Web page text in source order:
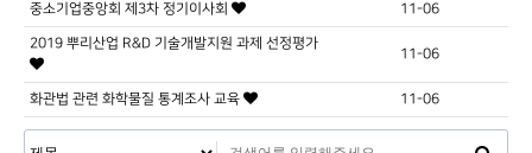
중소기업중앙회 제3차 정기이사회 11-06
2019 뿌리산업 R&D 기술개발지원 과제 선정평가
11-06
화관법 관련 화학물질 통계조사 교육 11-06